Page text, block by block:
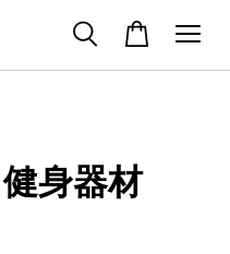
身器材